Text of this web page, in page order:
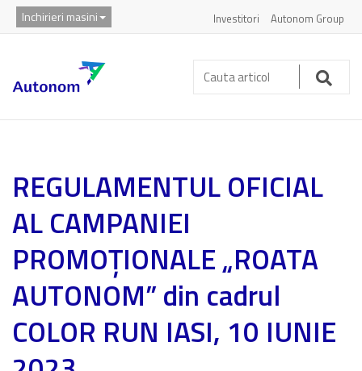
Inchirieri masini Investitori Autonom Group
Cauta
articol:
REGULAMENTUL OFICIAL
AL CAMPANIEI
PROMOȚIONALE „ROATA
AUTONOM” din cadrul
COLOR RUN IASI, 10 IUNIE